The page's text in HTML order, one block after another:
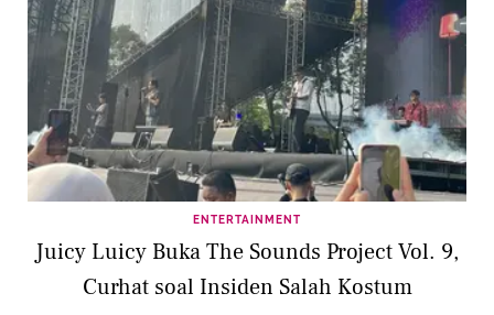
ENTERTAINMENT
Juicy Luicy Buka The Sounds Project Vol. 9,
Curhat soal Insiden Salah Kostum